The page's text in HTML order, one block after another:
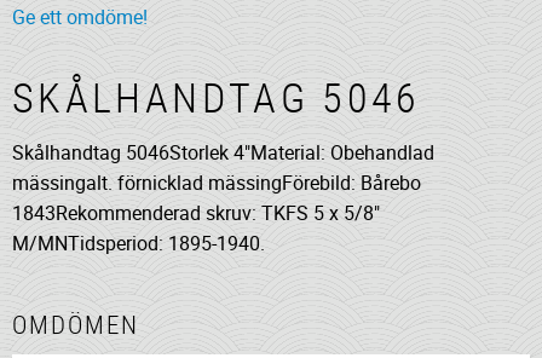
Ge ett omdöme!
SKÅLHANDTAG 5046
Skålhandtag 5046Storlek 4"Material: Obehandlad
mässingalt. förnicklad mässingFörebild: Bårebo
1843Rekommenderad skruv: TKFS 5 x 5/8"
M/MNTidsperiod: 1895-1940.
OMDÖMEN